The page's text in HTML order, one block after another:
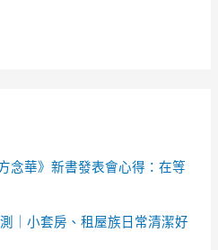
念華》新書發表會心得：在等
｜小套房、租屋族日常清潔好